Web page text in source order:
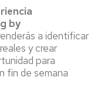
by
a identificar
y crear
para
fin de semana